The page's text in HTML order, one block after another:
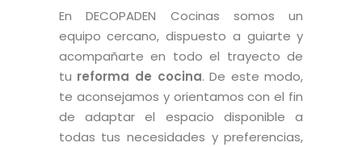
En DECOPADEN Cocinas somos un
equipo cercano, dispuesto a guiarte y
acompañarte en todo el trayecto de
tu reforma de cocina. De este modo,
te aconsejamos y orientamos con el fin
de adaptar el espacio disponible a
todas tus necesidades y preferencias,